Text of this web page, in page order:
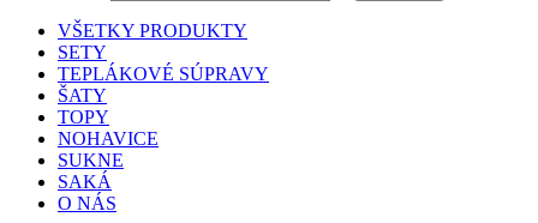
VŠETKY PRODUKTY
SETY
TEPLÁKOVÉ SÚPRAVY
ŠATY
TOPY
NOHAVICE
SUKNE
SAKÁ
O NÁS